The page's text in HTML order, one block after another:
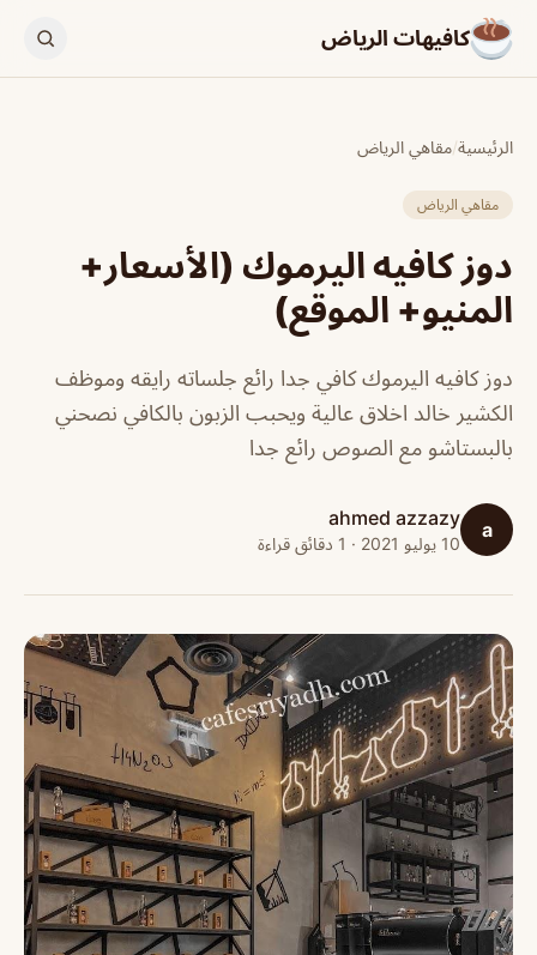
كافيهات الرياض
الرئيسية/مقاهي الرياض
مقاهي الرياض
دوز كافيه اليرموك (الأسعار+
المنيو+ الموقع)
دوز كافيه اليرموك كافي جدا رائع جلساته رايقه وموظف
الكشير خالد اخلاق عالية ويحبب الزبون بالكافي نصحني
بالبستاشو مع الصوص رائع جدا
a
ahmed azzazy
10 يوليو 2021 · 1 دقائق قراءة